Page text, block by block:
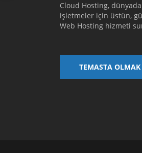
Cloud Hosting,
işletmeler için üstün,
Web Hosting hizmeti
TEMASTA OLMAK